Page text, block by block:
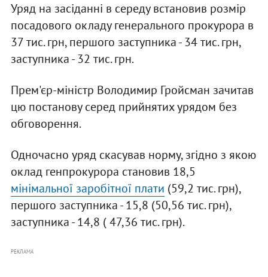
Уряд на засіданні в середу встановив розмір
посадового окладу генерального прокурора в
37 тис. грн, першого заступника - 34 тис. грн,
заступника - 32 тис. грн.
Прем'єр-міністр Володимир Гройсман зачитав
цю постанову серед прийнятих урядом без
обговорення.
Одночасно уряд скасував норму, згідно з якою
оклад генпрокурора становив 18,5
мінімальної заробітної плати (59,2 тис. грн),
першого заступника - 15,8 (50,56 тис. грн),
заступника - 14,8 ( 47,36 тис. грн).
РЕКЛАМА